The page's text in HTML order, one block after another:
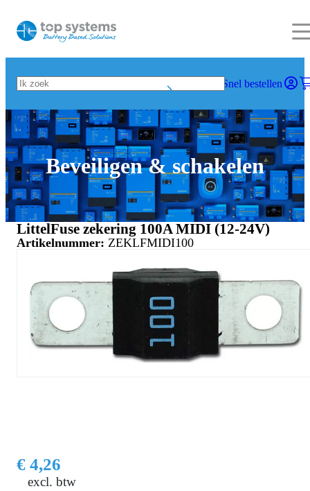
Snel bestellen
Beveiligen & schakelen
LittelFuse zekering 100A MIDI (12-24V)
Artikelnummer: ZEKLFMIDI100
€ 4,26
excl. btw